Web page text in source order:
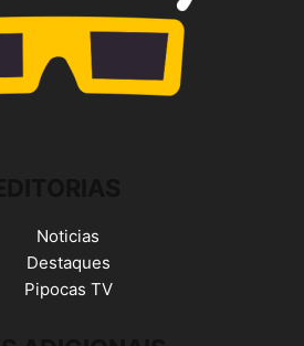
Noticias
Destaques
Pipocas TV